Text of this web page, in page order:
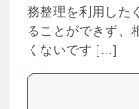
務整理を利用した
ることができず、
くないです […]